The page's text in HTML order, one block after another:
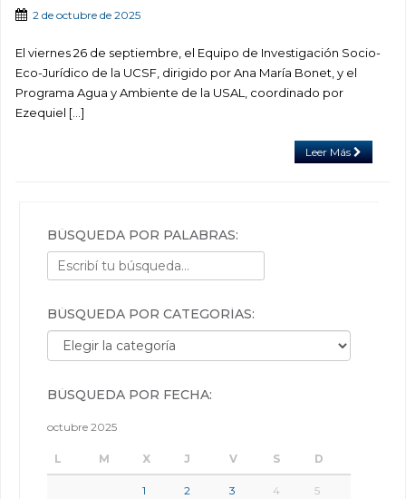
2 de octubre de 2025
El viernes 26 de septiembre, el Equipo de Investigación Socio-
Eco-Jurídico de la UCSF, dirigido por Ana María Bonet, y el
Programa Agua y Ambiente de la USAL, coordinado por
Ezequiel […]
Leer Más
BÚSQUEDA POR PALABRAS:
BÚSQUEDA POR CATEGORÍAS:
Búsqueda por categorías:
BÚSQUEDA POR FECHA:
octubre 2025
L M X J V S D
1 2 3 4 5